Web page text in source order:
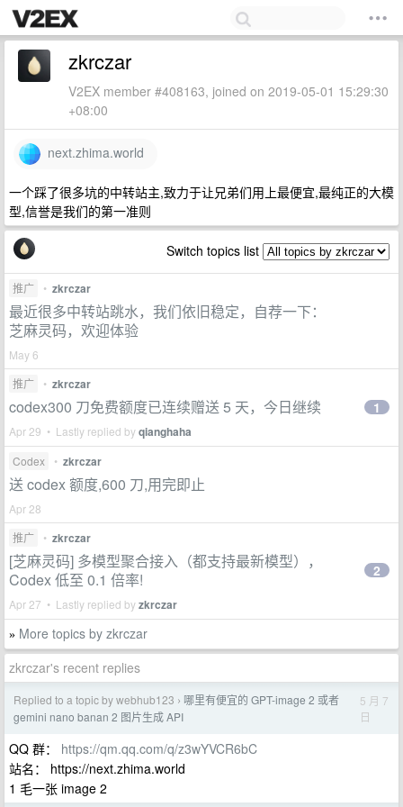
zkrczar
V2EX member #408163, joined on 2019-05-01 15:29:30
+08:00
next.zhima.world
一个踩了很多坑的中转站主,致力于让兄弟们用上最便宜,最纯正的大模
型,信誉是我们的第一准则
Switch topics list
推广 • zkrczar
最近很多中转站跳水，我们依旧稳定，自荐一下：
芝麻灵码，欢迎体验
May 6
推广
• zkrczar
codex300 刀免费额度已连续赠送 5 天，今日继续
Apr 29 • Lastly replied byqianghaha
1
Codex • zkrczar
送 codex 额度,600 刀,用完即止
Apr 28
推广
• zkrczar
[芝麻灵码] 多模型聚合接入（都支持最新模型），
Codex 低至 0.1 倍率!
Apr 27 • Lastly replied byzkrczar
2
» More topics by zkrczar
zkrczar's recent replies
Replied to a topic by webhub123 › 哪里有便宜的 GPT-image 2 或者
gemini nano banan 2 图片生成 API
5 月 7
日
QQ 群： https://qm.qq.com/q/z3wYVCR6bC
站名： https://next.zhima.world
1 毛一张 image 2